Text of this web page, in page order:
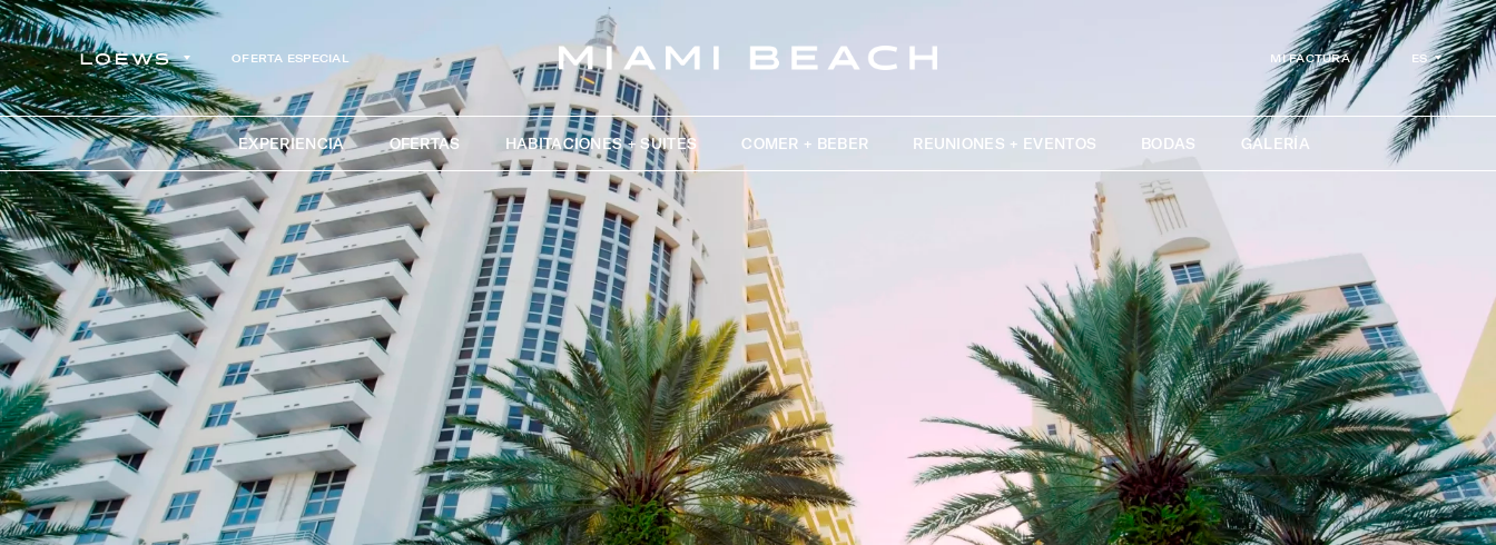
OFERTA ESPECIAL MI FACTURA ES
EXPERIENCIA OFERTAS HABITACIONES + SUITES COMER + BEBER REUNIONES + EVENTOS BODAS GALERÍA